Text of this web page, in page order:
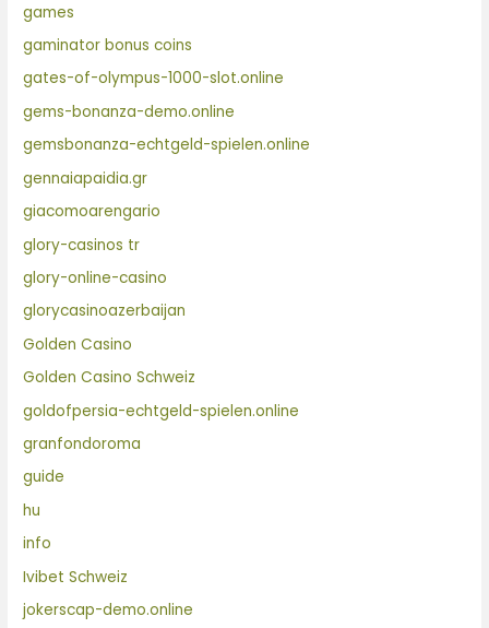
games
gaminator bonus coins
gates-of-olympus-1000-slot.online
gems-bonanza-demo.online
gemsbonanza-echtgeld-spielen.online
gennaiapaidia.gr
giacomoarengario
glory-casinos tr
glory-online-casino
glorycasinoazerbaijan
Golden Casino
Golden Casino Schweiz
goldofpersia-echtgeld-spielen.online
granfondoroma
guide
hu
info
Ivibet Schweiz
jokerscap-demo.online